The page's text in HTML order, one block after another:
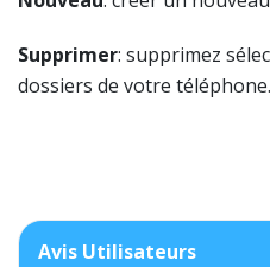
Supprimer: supprimez
dossiers de votre téléphone.
Avis Utilisateurs